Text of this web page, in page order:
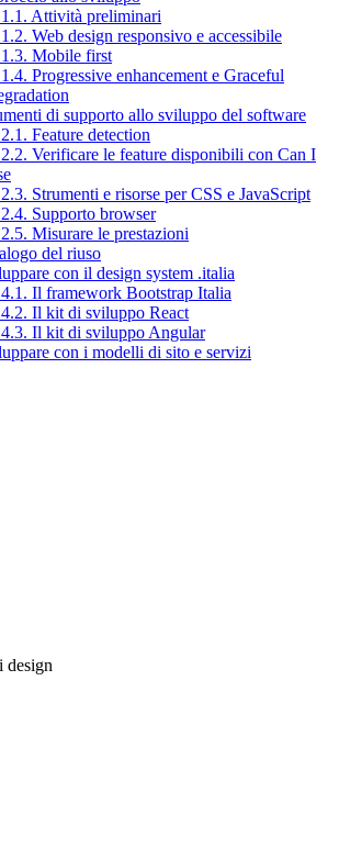
Attività preliminari
Web design responsivo e accessibile
Mobile first
Progressive enhancement e Graceful
di supporto allo sviluppo del software
Feature detection
Verificare le feature disponibili con Can I
Strumenti e risorse per CSS e JavaScript
Supporto browser
Misurare le prestazioni
del riuso
con il design system .italia
Il framework Bootstrap Italia
Il kit di sviluppo React
Il kit di sviluppo Angular
con i modelli di sito e servizi
design